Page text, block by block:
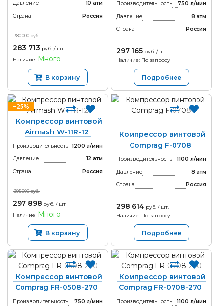
Давление
10 атм
Страна
Россия
380 000 руб.
283 713 руб. / шт.
Наличие
Много
В корзину
Производительность
750 л/мин
Давление
8 атм
Страна
Россия
297 165 руб. / шт.
Наличие: По запросу
Подробнее
−25%
Компрессор винтовой
Airmash W-11R-12
Производительность 1200 л/мин
Давление
12 атм
Страна
Россия
395 000 руб.
297 898 руб. / шт.
Наличие
Много
В корзину
Компрессор винтовой
Comprag F-0708
Производительность
1100 л/мин
Давление
8 атм
Страна
Россия
298 614 руб. / шт.
Наличие: По запросу
Подробнее
Компрессор винтовой
Comprag FR-0508-270
Производительность
750 л/мин
Компрессор винтовой
Comprag FR-0708-270
Производительность
1100 л/мин